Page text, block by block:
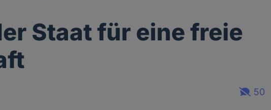
Staat für eine freie
50